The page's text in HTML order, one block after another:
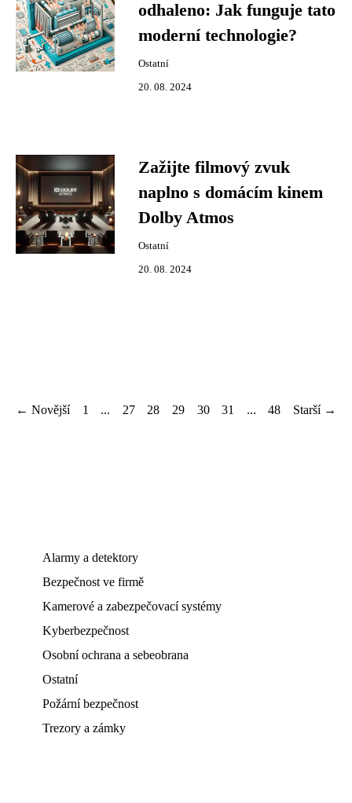
odhaleno: Jak funguje tato
moderní technologie?
Ostatní
20. 08. 2024
Zažijte filmový zvuk
naplno s domácím kinem
Dolby Atmos
Ostatní
20. 08. 2024
← Novější 1 ... 27 28 29 30 31 ... 48 Starší →
Alarmy a detektory
Bezpečnost ve firmě
Kamerové a zabezpečovací systémy
Kyberbezpečnost
Osobní ochrana a sebeobrana
Ostatní
Požární bezpečnost
Trezory a zámky